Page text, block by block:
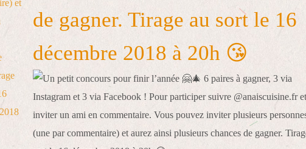
de gagner. Tirage au sort le 16
décembre 2018 à 20h 😘